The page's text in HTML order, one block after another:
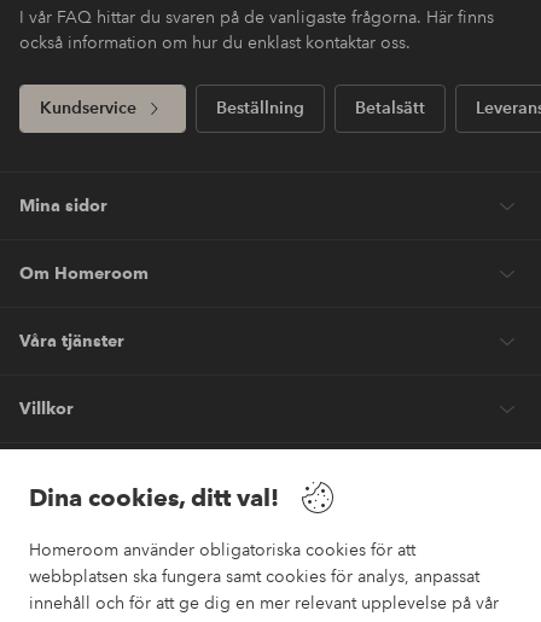
Dina cookies, ditt val!
Homeroom använder obligatoriska cookies för att
webbplatsen ska fungera samt cookies för analys, anpassat
innehåll och för att ge dig en mer relevant upplevelse på vår
I vår FAQ hittar du svaren på de vanligaste frågorna. Här finns
också information om hur du enklast kontaktar oss.
Kundservice Beställning Betalsätt
Mina sidor
Om Homeroom
Våra tjänster
Villkor